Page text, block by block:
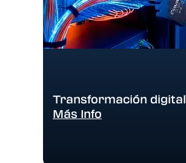
Transformación digital
Más Info